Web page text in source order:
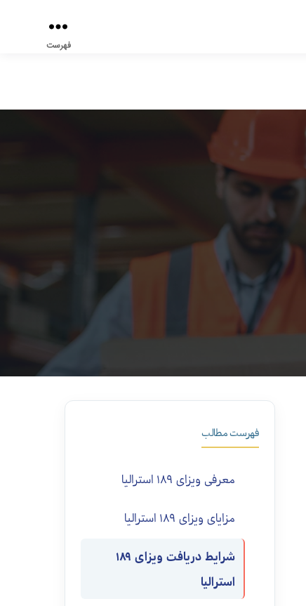
فهرست
فهرست مطالب
معرفی ویزای ۱۸۹ استرالیا
مزایای ویزای ۱۸۹ استرالیا
شرایط دریافت ویزای ۱۸۹
استرالیا